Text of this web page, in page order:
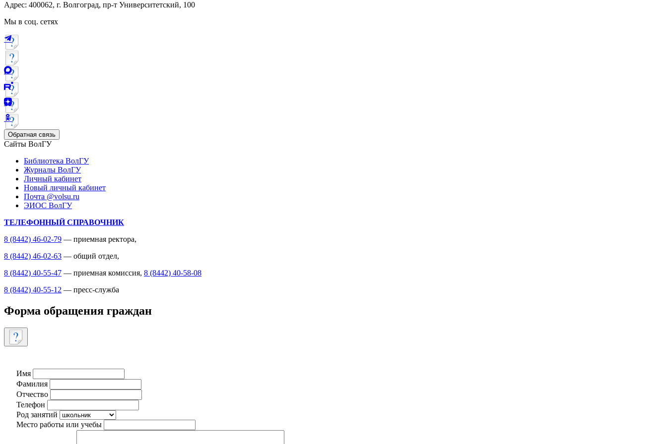
Адрес: 400062, г. Волгоград, пр-т Университетский, 100
Мы в соц. сетях
Обратная связь
Сайты ВолГУ
Библиотека ВолГУ
Журналы ВолГУ
Личный кабинет
Новый личный кабинет
Почта @volsu.ru
ЭИОС ВолГУ
ТЕЛЕФОННЫЙ СПРАВОЧНИК
8 (8442) 46-02-79 — приемная ректора,
8 (8442) 46-02-63 — общий отдел,
8 (8442) 40-55-47 — приемная комиссия, 8 (8442) 40-58-08
8 (8442) 40-55-12 — пресс-служба
Форма обращения граждан
Имя
Фамилия
Отчество
Телефон
Род занятий
Место работы или учебы